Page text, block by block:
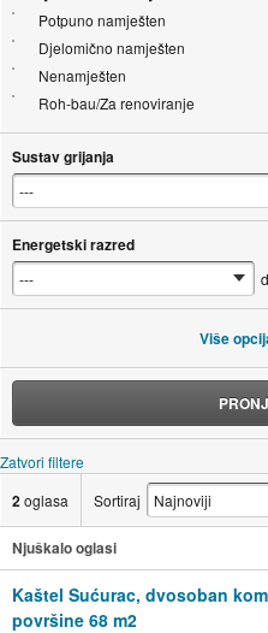
Potpuno namješten
Djelomično namješten
Nenamješten
Roh-bau/Za renoviranje
Sustav grijanja
Energetski razred
Više
Zatvori filtere
2oglasa Sortiraj
Njuškalo oglasi
Kaštel Sućurac, dvosoban
površine 68 m2